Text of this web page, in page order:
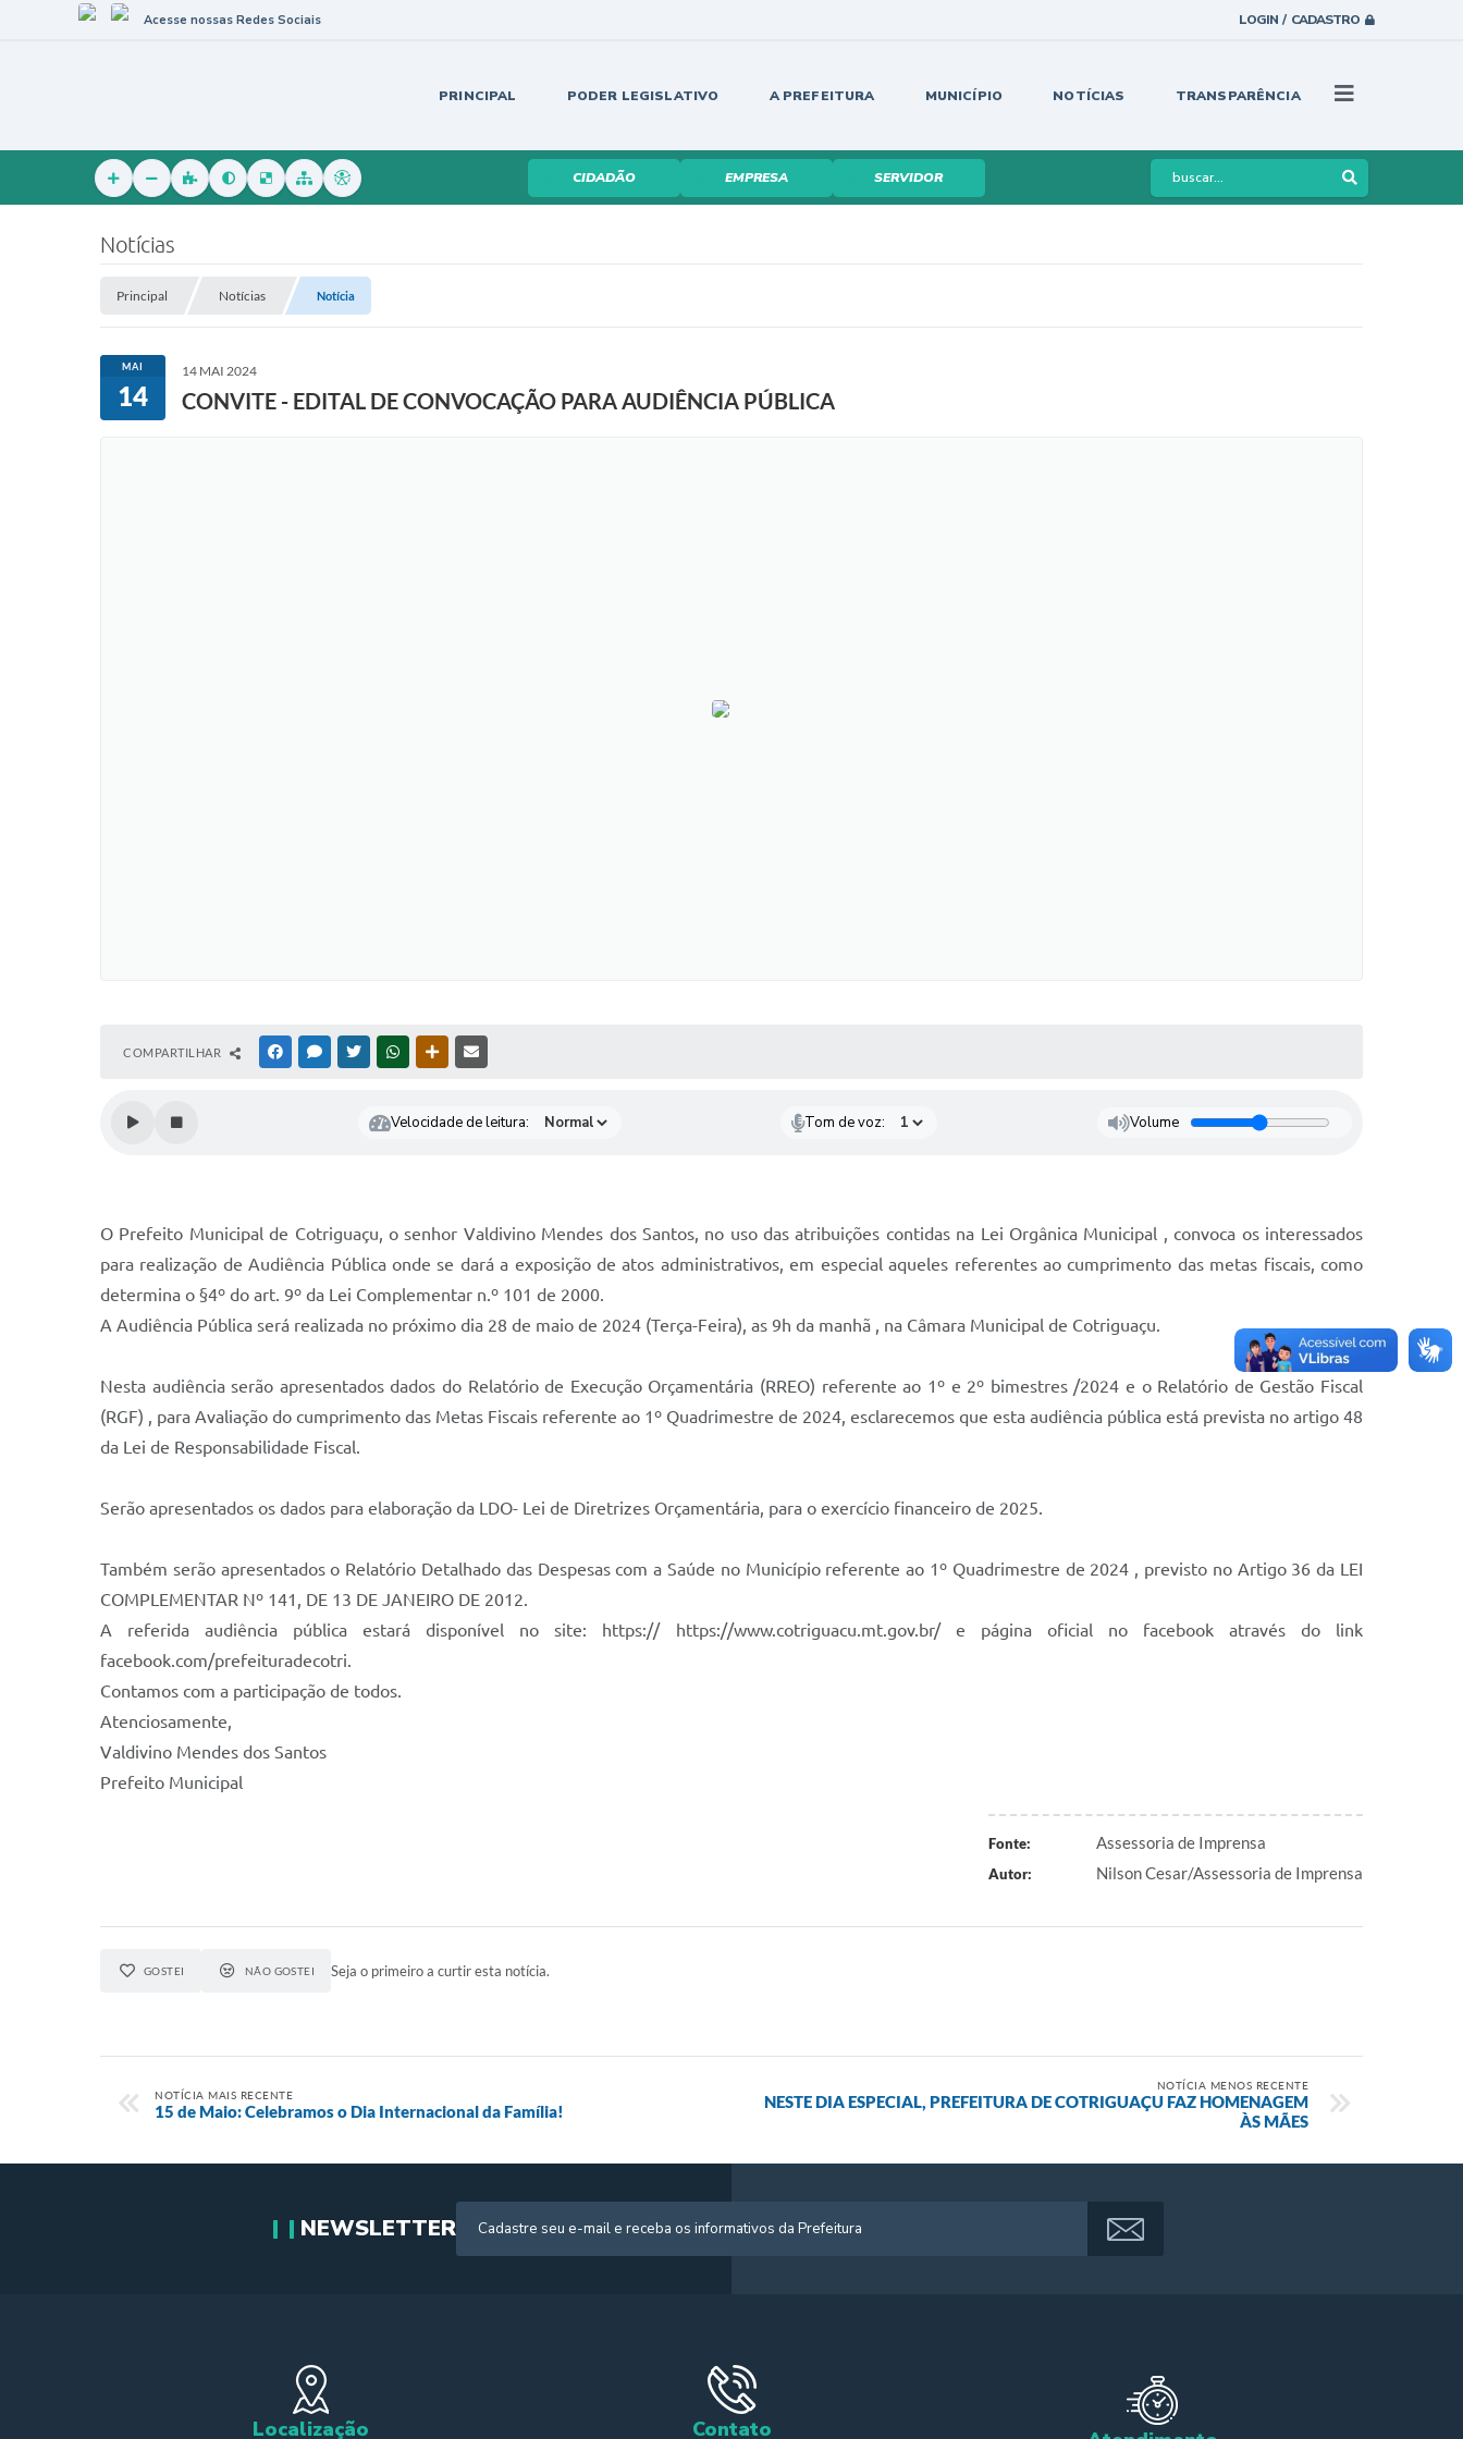
LOGIN / CADASTRO
Acesse nossas Redes Sociais
PRINCIPAL PODER LEGISLATIVO A PREFEITURA MUNICÍPIO NOTÍCIAS TRANSPARÊNCIA
CIDADÃO EMPRESA SERVIDOR
Notícias
Principal Notícias Notícia
MAI
14
14 MAI 2024
CONVITE - EDITAL DE CONVOCAÇÃO PARA AUDIÊNCIA PÚBLICA
COMPARTILHAR FACEBOOKMESSENGER
TWITTERWHATSAPPOUTRAS MÍDIAS
Velocidade de leitura: Tom de voz: Volume
O Prefeito Municipal de Cotriguaçu, o senhor Valdivino Mendes dos Santos, no uso das atribuições contidas na Lei Orgânica Municipal , convoca os interessados
para realização de Audiência Pública onde se dará a exposição de atos administrativos, em especial aqueles referentes ao cumprimento das metas fiscais, como
determina o §4º do art. 9º da Lei Complementar n.º 101 de 2000.
A Audiência Pública será realizada no próximo dia 28 de maio de 2024 (Terça-Feira), as 9h da manhã , na Câmara Municipal de Cotriguaçu.
Nesta audiência serão apresentados dados do Relatório de Execução Orçamentária (RREO) referente ao 1º e 2º bimestres /2024 e o Relatório de Gestão Fiscal
(RGF) , para Avaliação do cumprimento das Metas Fiscais referente ao 1º Quadrimestre de 2024, esclarecemos que esta audiência pública está prevista no artigo 48
da Lei de Responsabilidade Fiscal.
Serão apresentados os dados para elaboração da LDO- Lei de Diretrizes Orçamentária, para o exercício financeiro de 2025.
Também serão apresentados o Relatório Detalhado das Despesas com a Saúde no Município referente ao 1º Quadrimestre de 2024 , previsto no Artigo 36 da LEI
COMPLEMENTAR Nº 141, DE 13 DE JANEIRO DE 2012.
A referida audiência pública estará disponível no site: https:// https://www.cotriguacu.mt.gov.br/ e página oficial no facebook através do link
facebook.com/prefeituradecotri.
Contamos com a participação de todos.
Atenciosamente,
Valdivino Mendes dos Santos
Prefeito Municipal
Fonte: Assessoria de Imprensa
Autor: Nilson Cesar/Assessoria de Imprensa
GOSTEI NÃO GOSTEI Seja o primeiro a curtir esta notícia.
NOTÍCIA MAIS RECENTE
15 de Maio: Celebramos o Dia Internacional da Família!
NOTÍCIA MENOS RECENTE
NESTE DIA ESPECIAL, PREFEITURA DE COTRIGUAÇU FAZ HOMENAGEM
ÀS MÃES
NEWSLETTER
Localização Contato